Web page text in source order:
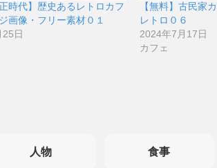
時代】歴史あるレトロカフ
画像・フリー素材０１
日
【無料】古民家
レトロ０６
2024年7月17日
カフェ
人物 食事